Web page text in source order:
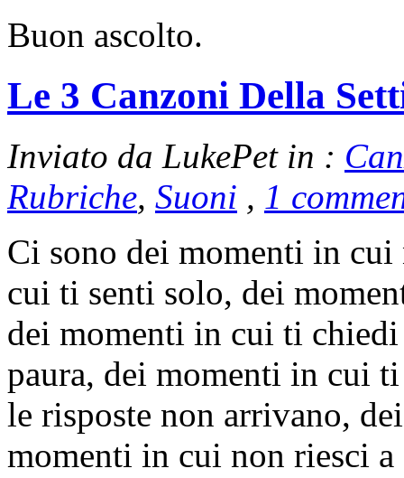
Buon ascolto.
Le 3 Canzoni Della
Inviato da LukePet in :
Rubriche, Suoni , 1
Ci sono dei momenti in
cui ti senti solo, dei
dei momenti in cui ti
paura, dei momenti in cui
le risposte non arrivano,
momenti in cui non riesci